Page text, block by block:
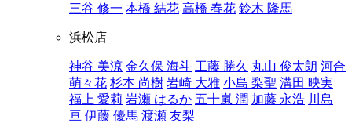
三谷 修一 本橋 結花 高橋 春花 鈴木 隆馬
浜松店
神谷 美涼 金久保 海斗 工藤 勝久 丸山 俊太朗 河合
萌々花 杉本 尚樹 岩崎 大雅 小島 梨聖 溝田 映実
福上 愛莉 岩瀬 はるか 五十嵐 潤 加藤 永浩 川島
亘 伊藤 優馬 渡瀬 友梨